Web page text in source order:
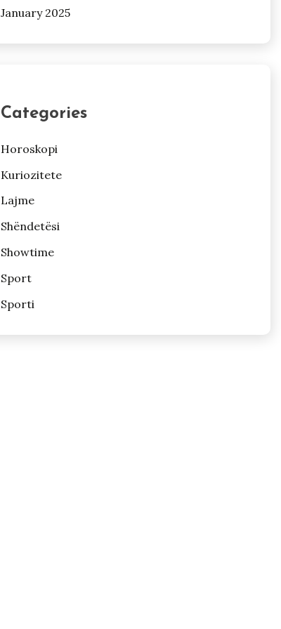
January 2025
Categories
Horoskopi
Kuriozitete
Lajme
Shëndetësi
Showtime
Sport
Sporti